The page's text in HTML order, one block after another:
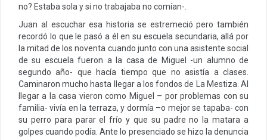
no? Estaba sola y si no trabajaba no comían-.
Juan al escuchar esa historia se estremeció pero también
recordó lo que le pasó a él en su escuela secundaria, allá por
la mitad de los noventa cuando junto con una asistente social
de su escuela fueron a la casa de Miguel -un alumno de
segundo año- que hacía tiempo que no asistía a clases.
Caminaron mucho hasta llegar a los fondos de La Mestiza. Al
llegar a la casa vieron como Miguel – por problemas con su
familia- vivía en la terraza, y dormía –o mejor se tapaba- con
su perro para parar el frío y que su padre no la matara a
golpes cuando podía. Ante lo presenciado se hizo la denuncia